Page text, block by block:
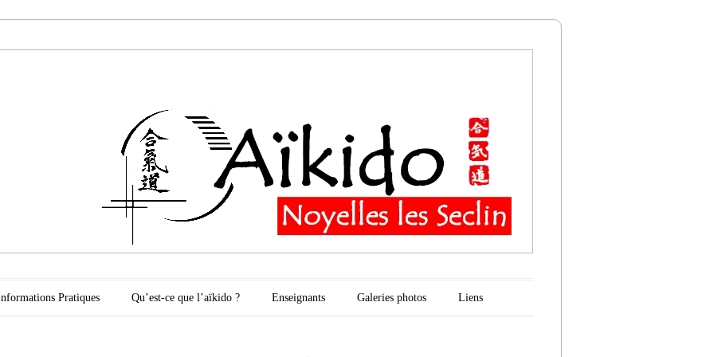
Pratiques Qu’est-ce que l’aïkido ? Enseignants Galeries photos Liens